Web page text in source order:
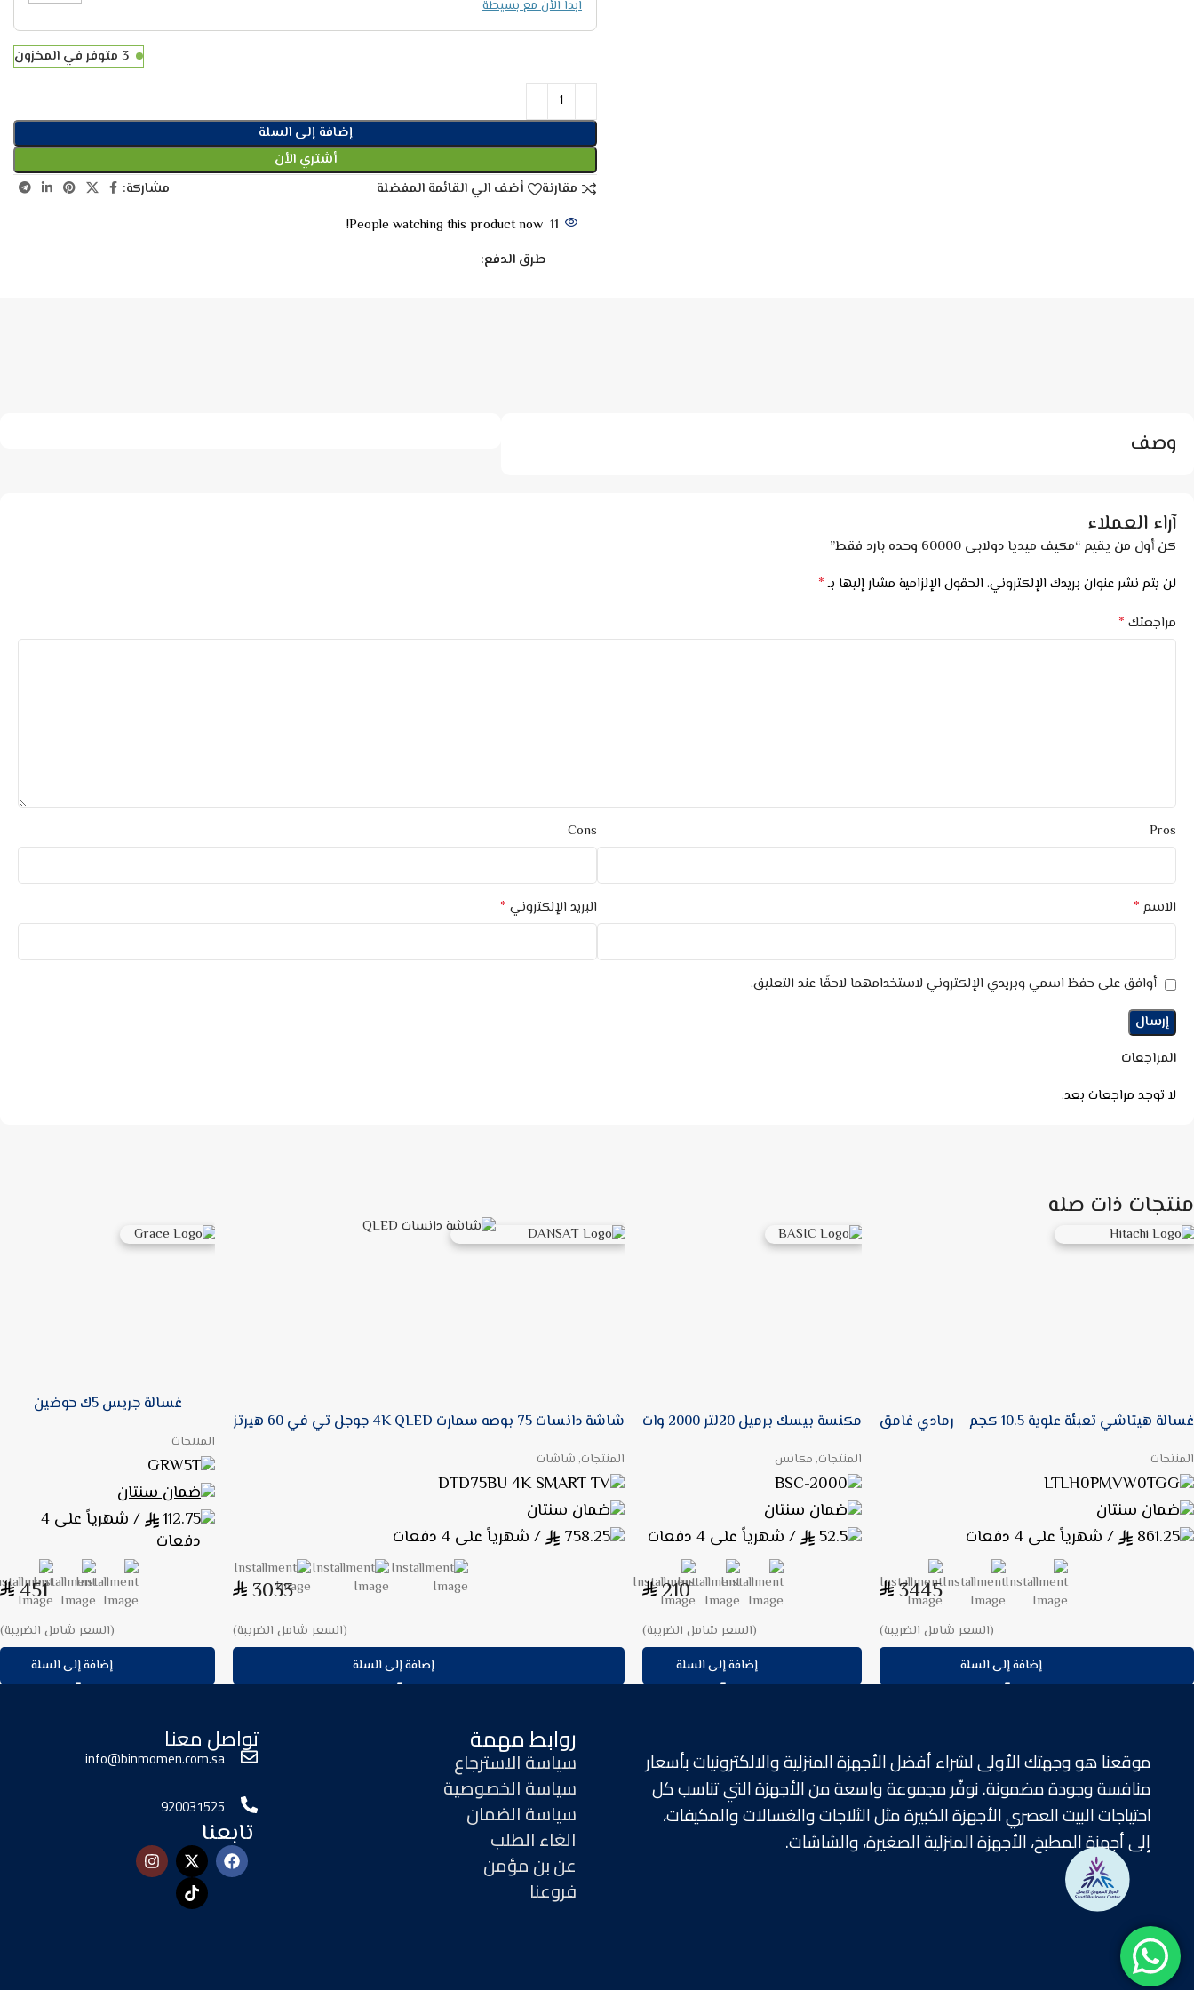
ابدا الأن مع بسيطة
3 متوفر في المخزون
إضافة إلى السلة
أشتري الأن
مقارنة
أضف الي القائمة المفضلة
مشاركة:
11
People watching this product now!
طرق الدفع:
وصف
آراء العملاء
المراجعات
لا توجد مراجعات بعد.
كن أول من يقيم “مكيف ميديا دولابى 60000 وحده بارد فقط”
لن يتم نشر عنوان بريدك الإلكتروني. الحقول الإلزامية مشار إليها بـ*
مراجعتك *
Pros
Cons
الاسم * البريد الإلكتروني *
أوافق على حفظ اسمي وبريدي الإلكتروني لاستخدامهما لاحقًا عند التعليق.
منتجات ذات صله
غسالة هيتاشي تعبئة علوية 10.5 كجم – رمادي غامق
المنتجات
LTLH0PMVW0TGG
ضمان سنتان
861.25
/ شهرياً على 4 دفعات
3445
(السعر شامل الضريبة)
إضافة إلى السلة
مكنسة بيسك برميل 20لتر 2000 وات
المنتجات, مكانس
BSC-2000
ضمان سنتان
52.5
/ شهرياً على 4 دفعات
210
(السعر شامل الضريبة)
إضافة إلى السلة
شاشة دانسات 75 بوصه سمارت 4K QLED جوجل تي في 60 هيرتز
المنتجات, شاشات
DTD75BU 4K SMART TV
ضمان سنتان
758.25
/ شهرياً على 4 دفعات
3033
(السعر شامل الضريبة)
إضافة إلى السلة
غسالة جريس 5ك حوضين
المنتجات
GRW5T
ضمان سنتان
112.75
/ شهرياً على 4
دفعات
451
(السعر شامل الضريبة)
إضافة إلى السلة
موقعنا هو وجهتك الأولى لشراء أفضل الأجهزة المنزلية والالكترونيات بأسعار
منافسة وجودة مضمونة. نوفّر مجموعة واسعة من الأجهزة التي تناسب كل
احتياجات البيت العصري الأجهزة الكبيرة مثل الثلاجات والغسالات والمكيفات،
إلى أجهزة المطبخ، الأجهزة المنزلية الصغيرة، والشاشات.
روابط مهمة
سياسة الاسترجاع
سياسة الخصوصية
سياسة الضمان
الغاء الطلب
عن بن مؤمن
فروعنا
تواصل معنا
info@binmomen.com.sa
920031525
تابعنا